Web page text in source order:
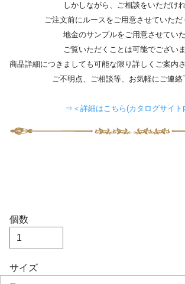
しかしながら、ご相談をいただけれ
ご注文前にルースをご用意させていただ
地金のサンプルをご用意させてい
ご覧いただくことは可能でございま
商品詳細につきましても可能な限り詳しくご案内
ご不明点、ご相談等、お気軽にご連絡
⇒＜詳細はこちら(カタログサイト
個数
サイズ